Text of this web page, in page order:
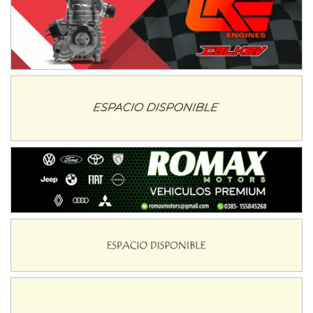
Ramiro Tot (Asfalto)
Baradero (Buenos Aires)
KDO - F6
Ciudad de Trenque Lauquen (Asfalto)
Trenque Lauquen (Buenos Aires)
Parque de la Velocidad (Asfalto)
VICTORIENSE - F7
El Cerro (Tierra)
Victoria (Entre Ríos)
PATAGONICO - F6
Juventud Unida (Tierra)